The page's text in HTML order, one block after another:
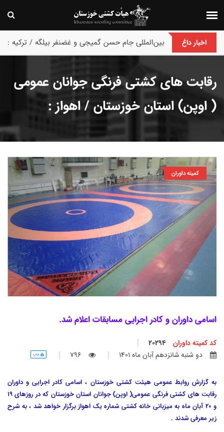
اخبار داغ
پایان رقابت های بین‌المللی جام حسن گمیجی و غضنفر بیلگه / ترکیه :
رقابت های کشتی فرنگی جوانان عمومی
( اوپن) استان خوزستان / اهواز :
کمیته داوران
اسامی داوران و کادر اجرایی مسابقات اعلام شد.
کد کمیته داوران
دو شنبه شانزدهم آبان ماه 1401
796 چاپ
به گزارش روابط عمومی هیئت کشتی خوزستان ، اسامی کادر اجرایی و داوران
رقابت های کشتی فرنگی عمومی( اوپن) جوانان استان خوزستان که در روزهای 19
و 20 آبان ماه به میزبانی خانه کشتی شماره یک اهواز برگزار خواهد شد ، به شرح
زیر معرفی شدند .